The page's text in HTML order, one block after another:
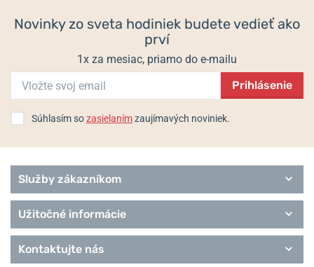
Novinky zo sveta hodiniek budete vedieť ako
prví
1x za mesiac, priamo do e-mailu
Prihlásenie
Súhlasím sozasielanímzaujímavých noviniek.
Služby zákazníkom
Užitočné informácie
Kontaktujte nás